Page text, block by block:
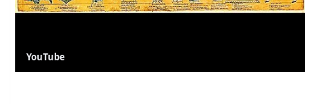
YouTube